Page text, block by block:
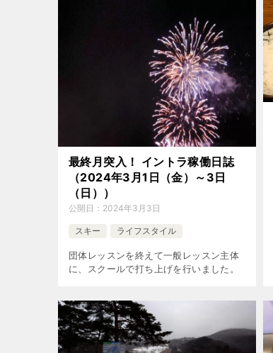
最終月突入！ イントラ稼働日誌
（2024年3月1日（金）～3日
（日））
公開日： 2024年3月3日
スキー ライフスタイル
団体レッスンを終えて一般レッスン主体
に、スクールで打ち上げを行いました。